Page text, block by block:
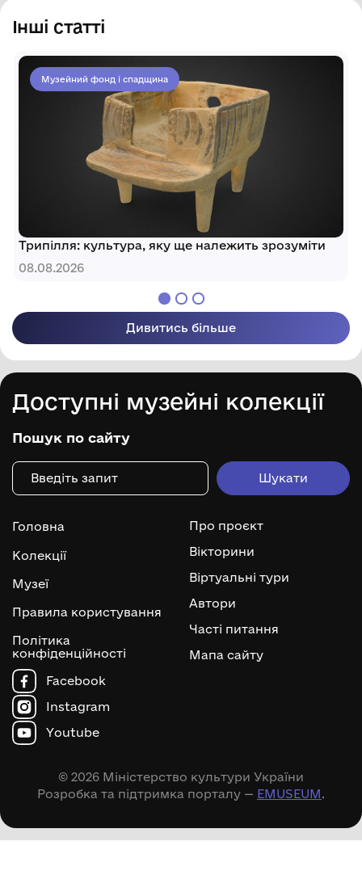
Інші статті
Трипілля: культура, яку ще належить зрозуміти
08.08.2026
Музейний фонд і спадщина
Дивитись більше
Доступні музейні колекції
Пошук по сайту
Головна
Колекції
Музеї
Правила користування
Політика
конфіденційності
Про проєкт
Вікторини
Віртуальні тури
Автори
Часті питання
Мапа сайту
Facebook
Instagram
Youtube
© 2026 Міністерство культури України
Розробка та підтримка порталу — EMUSEUM.